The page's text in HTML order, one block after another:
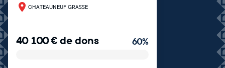
CHATEAUNEUF GRASSE
40 100€de dons 60%